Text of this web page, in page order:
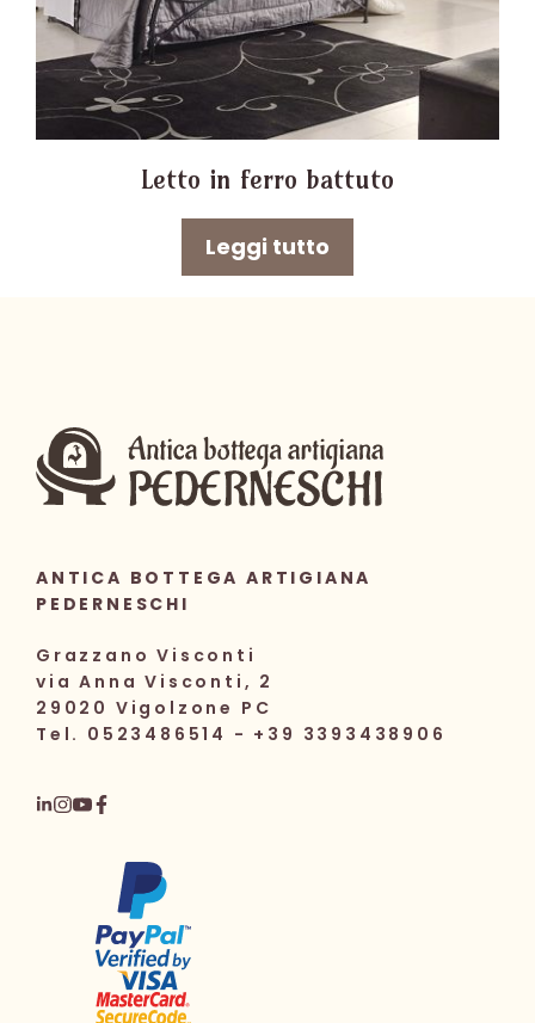
Letto in ferro battuto
Leggi tutto
ANTICA BOTTEGA ARTIGIANA
PEDERNESCHI
Grazzano Visconti
via Anna Visconti, 2
29020 Vigolzone PC
Tel. 0523486514 - +39 3393438906